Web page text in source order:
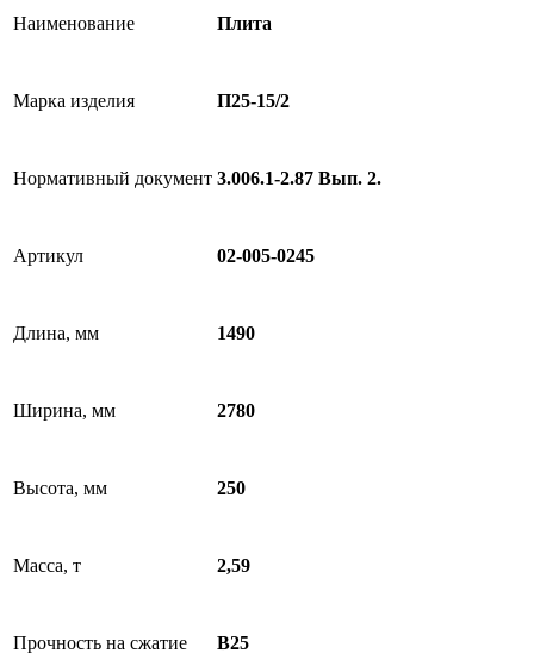
Наименование Плита
Марка изделия П25-15/2
Нормативный документ 3.006.1-2.87 Вып. 2.
Артикул 02-005-0245
Длина, мм 1490
Ширина, мм 2780
Высота, мм 250
Масса, т 2,59
Прочность на сжатие B25